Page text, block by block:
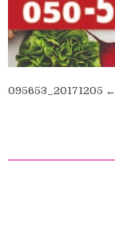
← 20171205_095653